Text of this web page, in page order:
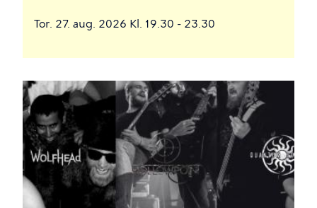
Tor. 27. aug. 2026 Kl. 19.30 - 23.30